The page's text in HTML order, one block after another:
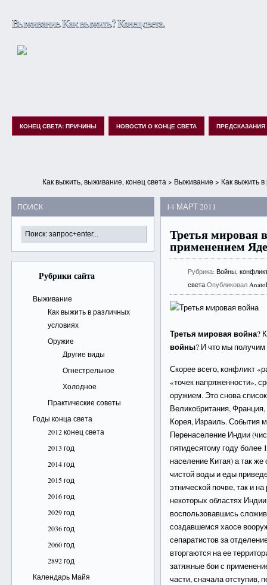
Выживание. Как выжить? Конец света.
КОНЕЦ СВЕТА: ПРИЧИНЫ НОВОСТИ О КОНЦЕ СВЕТА ПРЕДСКАЗАНИЯ
Как выжить, выживание, конец света > Выживание > Как выжить
ПОИСК
Рубрики сайта
Выживание
Как выжить в различных
условиях
Оружие
Другие виды
Огнестрельное
Холодное
Практические советы
Годы конца света
2012 конец света
2013 год
2014 год
2015 год
2016 год
2029 год
2036 год
2060 год
2892 год
Календарь Майя
14 МАРТ 2011
Третья мировая
применением
Рубрика:Войны,
света Опубликовал
Третья мировая война?
войны? И что мы получим
Скорее всего, конфликт
«точек напряженности»,
оружием. Это снова
Великобритания,
Корея, Израиль. События
Перенаселение Индии
пятидесятому году более
население Китая) а так
чистой воды и еды
этнической почве, так и
некоторых областях
воспользовавшись
создавшемся хаосе
сепаратистов за
вторгаются на ее
затяжные бои с
части, сначала отступив,